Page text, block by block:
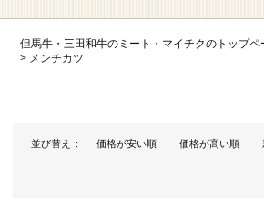
但馬牛・三田和牛のミート・マイチクのトップペ
メンチカツ
並び替え 価格が安い順 価格が高い順